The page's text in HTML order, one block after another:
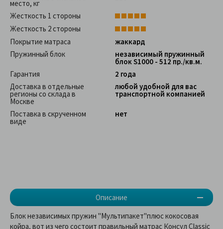
Описание
место, кг
Жесткость 1 стороны
Жесткость 2 стороны
Покрытие матраса
жаккард
Пружинный блок
независимый пружинный
блок S1000 - 512 пр./кв.м.
Гарантия
2 года
Доставка в отдельные
регионы со склада в
Москве
любой удобной для вас
транспортной компанией
Поставка в скрученном
виде
нет
Блок независимых пружин "Мультипакет"плюс кокосовая
койра, вот из чего состоит правильный матрас Консул Classic